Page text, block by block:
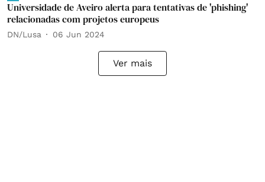
Universidade de Aveiro alerta para tentativas de 'phishing'
relacionadas com projetos europeus
DN/Lusa 06 Jun 2024
Ver mais